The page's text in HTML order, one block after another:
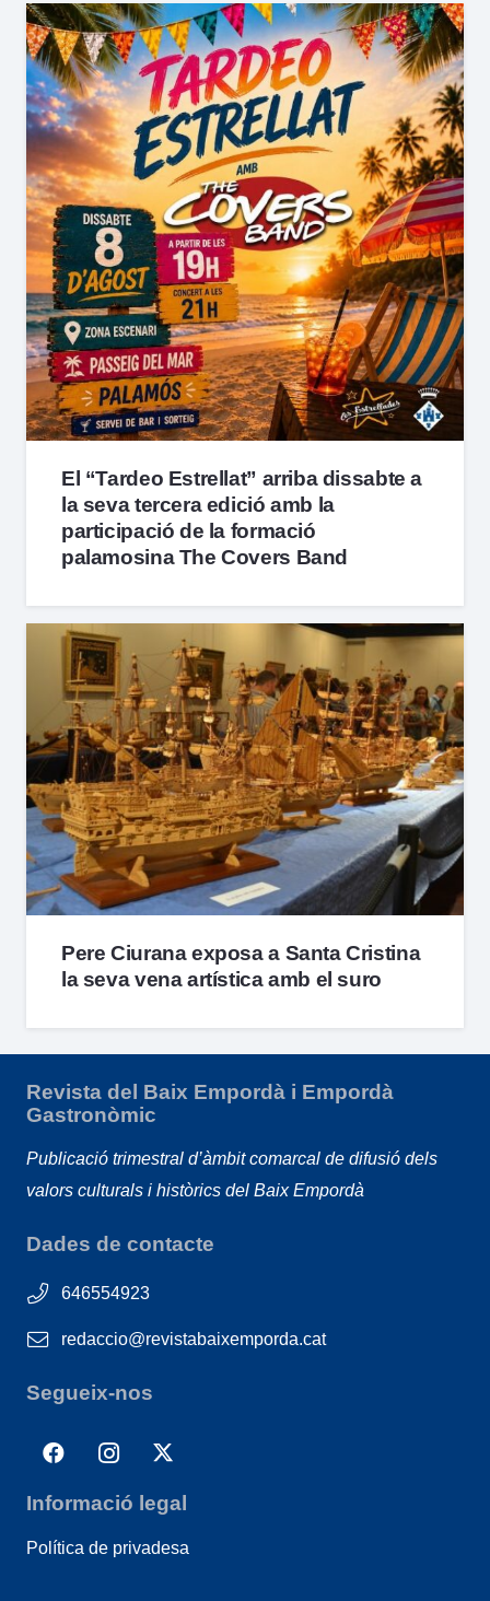
El “Tardeo Estrellat” arriba dissabte a
la seva tercera edició amb la
participació de la formació
palamosina The Covers Band
Pere Ciurana exposa a Santa Cristina
la seva vena artística amb el suro
Revista del Baix Empordà i Empordà
Gastronòmic
Publicació trimestral d’àmbit comarcal de difusió dels
valors culturals i històrics del Baix Empordà
Dades de contacte
646554923
redaccio@revistabaixemporda.cat
Segueix-nos
Informació legal
Política de privadesa